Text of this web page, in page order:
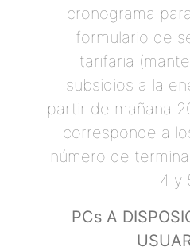
cronograma
formulario de
tarifaria
subsidios a la
partir de mañana
corresponde a
número de
4 y
PCs A